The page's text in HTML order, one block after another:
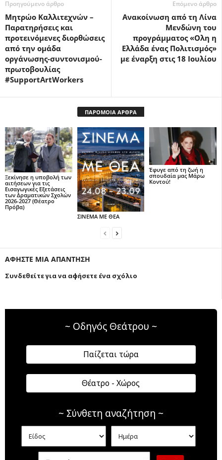
Προηγούμενο άρθρο
Μητρώο Καλλιτεχνών –
Παρατηρήσεις και
προτεινόμενες διορθώσεις
από την ομάδα
οργάνωσης-συντονισμού-
πρωτοβουλίας
#SupportArtWorkers
Επόμενο άρθρο
Ανακοίνωση από τη Λίνα
Μενδώνη του
προγράμματος «Ολη η
Ελλάδα ένας Πολιτισμός»
με έναρξη στις 18 Ιουλίου
ΠΑΡΟΜΟΙΑ ΑΡΘΡΑ
Ξεκίνησε η υποβολή των
αιτήσεων για τις
Εισαγωγικές Εξετάσεις
των Δραματικών Σχολών
2026-2027 (Θέατρο
Πρόβα)
ΣΙΝΕΜΑ ΜΕ ΘΕΑ
Έφυγε από τη ζωή η
σπουδαία μας Μάρω
Κοντού!
ΑΦΗΣΤΕ ΜΙΑ ΑΠΑΝΤΗΣΗ
Συνδεθείτε για να αφήσετε ένα σχόλιο
~ Οδηγός Θεάτρου ~
Παίζεται τώρα
Θέατρο - Χώρος
~ Σύνθετη αναζήτηση ~